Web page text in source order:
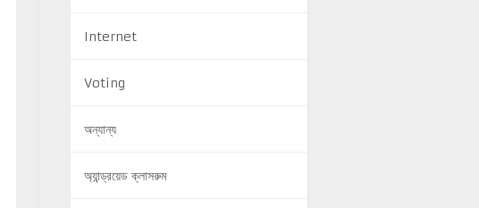
Internet
Voting
অন্যান্য
অ্যান্ড্রয়েড ক্লাসরুম